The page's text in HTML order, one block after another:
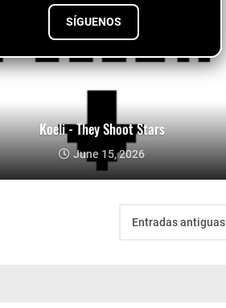
SÍGUENOS
Koeli - They Shoot Stars
June 15, 2026
Entradas antiguas